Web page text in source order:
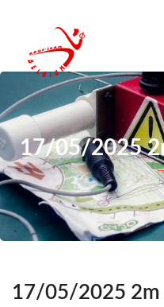
17/05/2025
17/05/2025 2m